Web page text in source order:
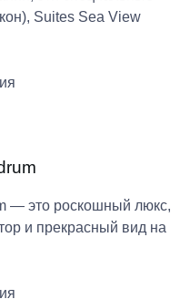
Suites Sea View
— это роскошный люкс,
и прекрасный вид на